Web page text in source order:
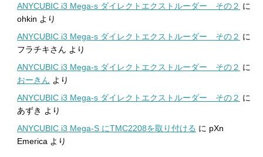
ANYCUBIC i3 Mega-s ダイレクトエクストルーダー その２ に
ohkin より
ANYCUBIC i3 Mega-s ダイレクトエクストルーダー その２ に
フラチキさん より
ANYCUBIC i3 Mega-s ダイレクトエクストルーダー その２ に
おーきん より
ANYCUBIC i3 Mega-s ダイレクトエクストルーダー その２ に
あずき より
ANYCUBIC i3 Mega-S にTMC2208を取り付ける に pXn
Emerica より